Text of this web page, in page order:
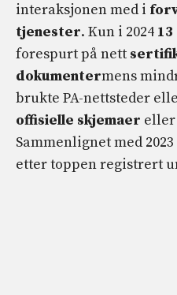
interaksjonen med i
tjenester. Kun i 2024
forespurt på nett
dokumentermens
brukte PA-nettsteder
offisielle skjemaer eller
Sammenlignet med
etter toppen registrert